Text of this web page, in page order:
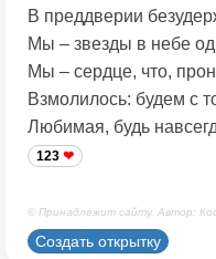
В преддверии
Мы – звезды в небе
Мы – сердце, что,
Взмолилось: будем с
Любимая, будь
123
© Принадлежит сайту. Автор:
Создать открытку